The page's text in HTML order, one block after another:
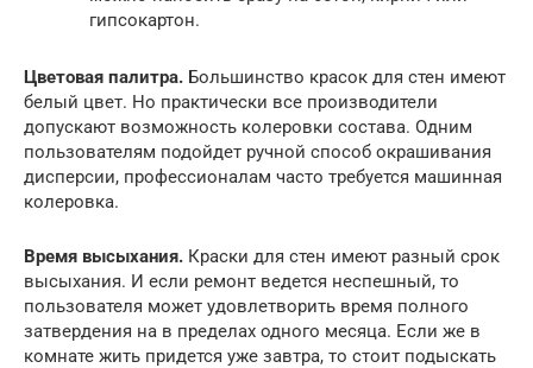
гипсокартон.
Цветовая палитра. Большинство красок для стен имеют
белый цвет. Но практически все производители
допускают возможность колеровки состава. Одним
пользователям подойдет ручной способ окрашивания
дисперсии, профессионалам часто требуется машинная
колеровка.
Время высыхания. Краски для стен имеют разный срок
высыхания. И если ремонт ведется неспешный, то
пользователя может удовлетворить время полного
затвердения на в пределах одного месяца. Если же в
комнате жить придется уже завтра, то стоит подыскать